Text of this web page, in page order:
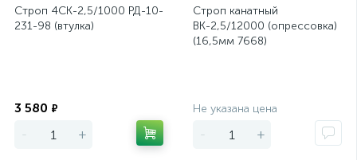
Строп 4СК-2,5/1000 РД-10-
231-98 (втулка)
3 580 ₽
- +
Строп канатный
ВК-2,5/12000 (опрессовка)
(16,5мм 7668)
Не указана цена
- +